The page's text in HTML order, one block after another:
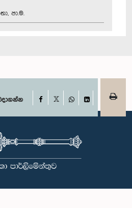
පා.ම.
Facebook
WhatsAppLinkedIn